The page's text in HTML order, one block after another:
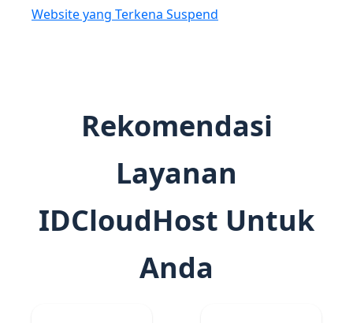
Website yang Terkena Suspend
Rekomendasi
Layanan
IDCloudHost Untuk
Anda